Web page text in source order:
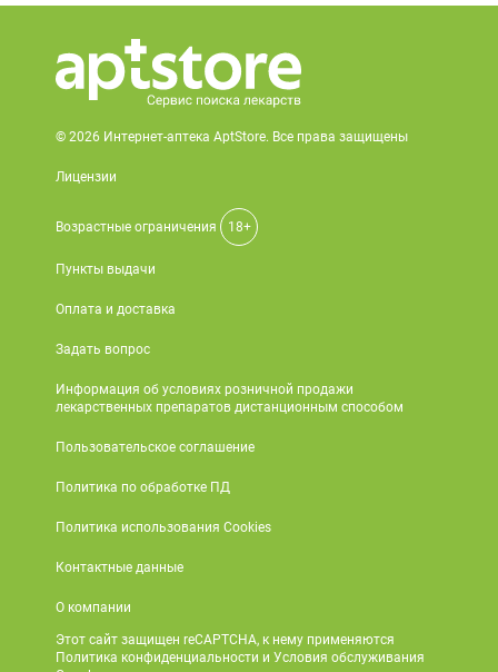
© 2026 Интернет-аптека AptStore. Все права защищены
Лицензии
Возрастные ограничения 18+
Пункты выдачи
Оплата и доставка
Задать вопрос
Информация об условиях розничной продажи
лекарственных препаратов дистанционным способом
Пользовательское соглашение
Политика по обработке ПД
Политика использования Cookies
Контактные данные
О компании
Этот сайт защищен reCAPTCHA, к нему применяются
Политика конфиденциальности и Условия обслуживания